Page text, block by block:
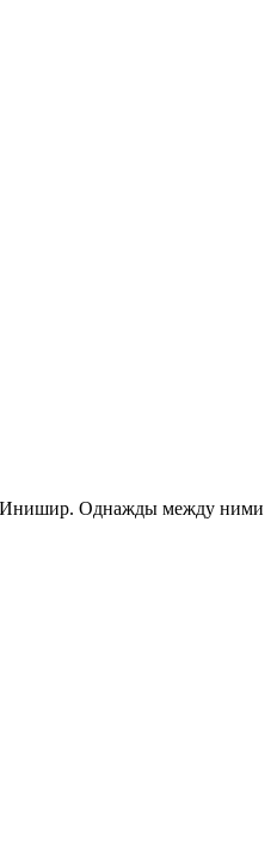
Инишир. Однажды между ними